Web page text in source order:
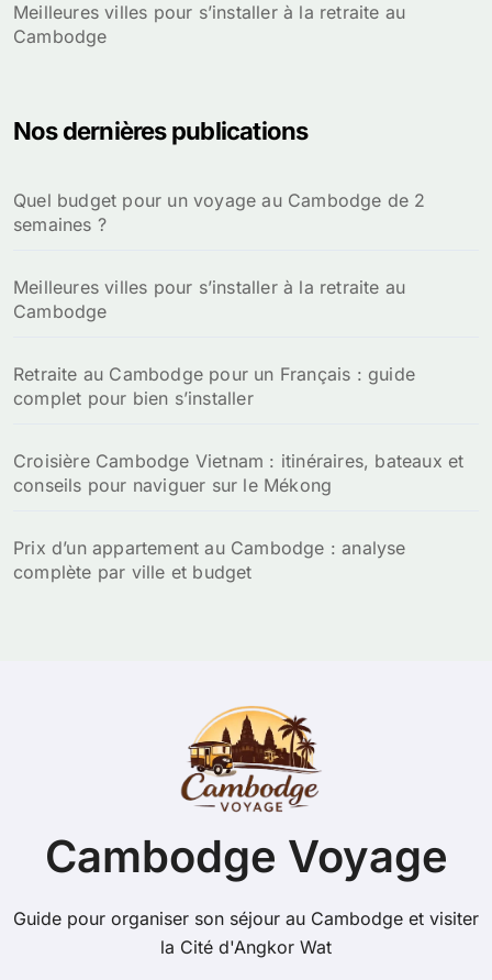
Meilleures villes pour s’installer à la retraite au
Cambodge
Nos dernières publications
Quel budget pour un voyage au Cambodge de 2
semaines ?
Meilleures villes pour s’installer à la retraite au
Cambodge
Retraite au Cambodge pour un Français : guide
complet pour bien s’installer
Croisière Cambodge Vietnam : itinéraires, bateaux et
conseils pour naviguer sur le Mékong
Prix d’un appartement au Cambodge : analyse
complète par ville et budget
Cambodge Voyage
Guide pour organiser son séjour au Cambodge et visiter
la Cité d'Angkor Wat